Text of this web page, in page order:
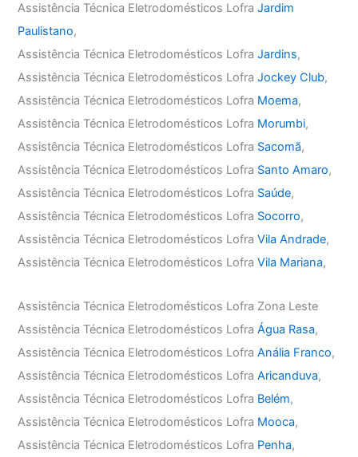
Assistência Técnica Eletrodomésticos LofraJardim
Paulistano,
Assistência Técnica Eletrodomésticos LofraJardins,
Assistência Técnica Eletrodomésticos LofraJockey Club,
Assistência Técnica Eletrodomésticos Lofra Moema,
Assistência Técnica Eletrodomésticos Lofra Morumbi,
Assistência Técnica Eletrodomésticos Lofra Sacomã,
Assistência Técnica Eletrodomésticos Lofra Santo Amaro,
Assistência Técnica Eletrodomésticos Lofra Saúde,
Assistência Técnica Eletrodomésticos Lofra Socorro,
Assistência Técnica Eletrodomésticos LofraVila Andrade,
Assistência Técnica Eletrodomésticos LofraVila Mariana,
Assistência Técnica Eletrodomésticos Lofra Zona Leste
Assistência Técnica Eletrodomésticos LofraÁgua Rasa,
Assistência Técnica Eletrodomésticos LofraAnália Franco,
Assistência Técnica Eletrodomésticos LofraAricanduva,
Assistência Técnica Eletrodomésticos Lofra Belém,
Assistência Técnica Eletrodomésticos Lofra Mooca,
Assistência Técnica Eletrodomésticos Lofra Penha,